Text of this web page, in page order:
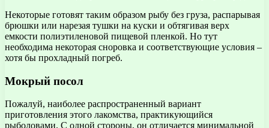
Некоторые готовят таким образом рыбу без груза, распарывая
брюшки или нарезая тушки на куски и обтягивая верх
емкости полиэтиленовой пищевой пленкой. Но тут
необходима некоторая сноровка и соответствующие условия –
хотя бы прохладный погреб.
Мокрый посол
Пожалуй, наиболее распространенный вариант
приготовления этого лакомства, практикующийся
рыболовами. С одной стороны, он отличается минимальной